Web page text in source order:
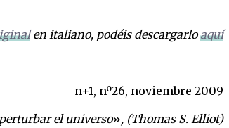
en italiano, podéis descargarloaquí
n+1, nº26, noviembre 2009
el universo», (Thomas S. Elliot)